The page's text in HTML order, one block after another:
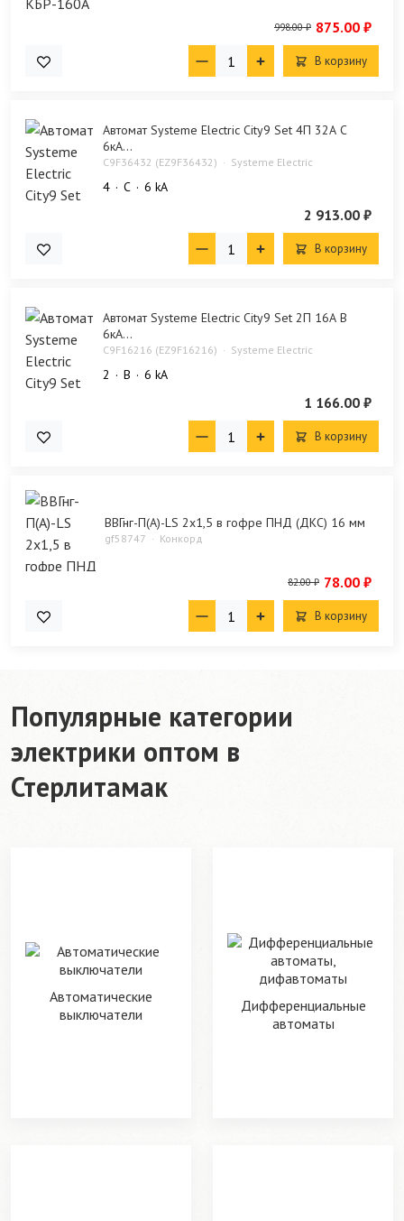
998.00 ₽ 875.00 ₽
В корзину
Автомат Systeme Electric City9 Set 4П 32А С
6кА...
C9F36432 (EZ9F36432) Systeme Electric
4 C 6 kA
2 913.00 ₽
В корзину
Автомат Systeme Electric City9 Set 2П 16А В
6кА...
C9F16216 (EZ9F16216) Systeme Electric
2 B 6 kA
1 166.00 ₽
В корзину
ВВГнг-П(А)-LS 2х1,5 в гофре ПНД (ДКС) 16 мм
gf58747 Конкорд
82.00 ₽ 78.00 ₽
В корзину
Популярные категории
электрики оптом в
Стерлитамак
Автоматические
выключатели
Дифференциальные
автоматы